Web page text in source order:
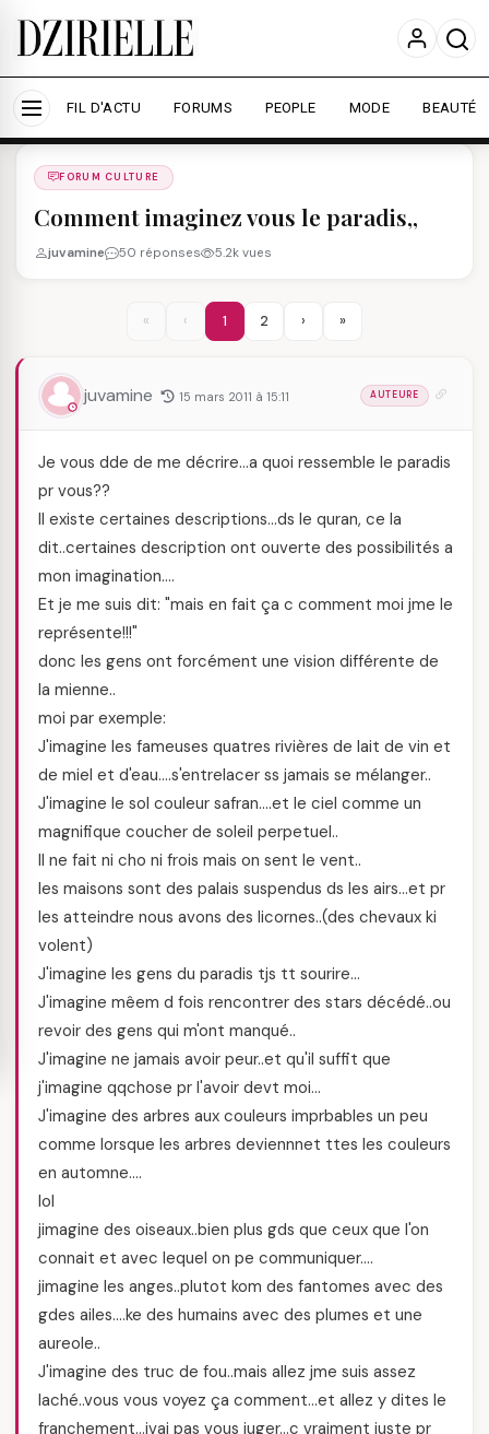
Nous utilisons des cookies pour améliorer votre
expérience et mesurer l'audience.
En savoir plus
Accepter tout Personnaliser
FIL D'ACTU FORUMS PEOPLE MODE BEAUTÉ
Forums
FORUM CULTURE
Comment imaginez vous le paradis,,
juvamine 50 réponses 5.2k vues
« ‹ 1 2 › »
juvamine 15 mars 2011 à 15:11 AUTEURE
Je vous dde de me décrire…a quoi ressemble le paradis
pr vous??
Il existe certaines descriptions…ds le quran, ce la
dit..certaines description ont ouverte des possibilités a
mon imagination….
Et je me suis dit: "mais en fait ça c comment moi jme le
représente!!!"
donc les gens ont forcément une vision différente de
la mienne..
moi par exemple:
J'imagine les fameuses quatres rivières de lait de vin et
de miel et d'eau….s'entrelacer ss jamais se mélanger..
J'imagine le sol couleur safran….et le ciel comme un
magnifique coucher de soleil perpetuel..
Il ne fait ni cho ni frois mais on sent le vent..
les maisons sont des palais suspendus ds les airs…et pr
les atteindre nous avons des licornes..(des chevaux ki
volent)
J'imagine les gens du paradis tjs tt sourire…
J'imagine mêem d fois rencontrer des stars décédé..ou
revoir des gens qui m'ont manqué..
J'imagine ne jamais avoir peur..et qu'il suffit que
j'imagine qqchose pr l'avoir devt moi…
J'imagine des arbres aux couleurs imprbables un peu
comme lorsque les arbres deviennnet ttes les couleurs
en automne….
lol
jimagine des oiseaux..bien plus gds que ceux que l'on
connait et avec lequel on pe communiquer….
jimagine les anges..plutot kom des fantomes avec des
gdes ailes….ke des humains avec des plumes et une
aureole..
J'imagine des truc de fou..mais allez jme suis assez
laché..vous vous voyez ça comment…et allez y dites le
franchement…jvai pas vous juger…c vraiment juste pr